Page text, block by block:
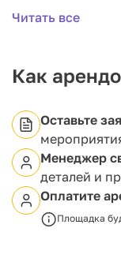
позволяет
части с
100 и 120
арендовать
из его частей
Читать все
Как
Оставьте
Менеджер
деталей и
Оплатите
Площадка